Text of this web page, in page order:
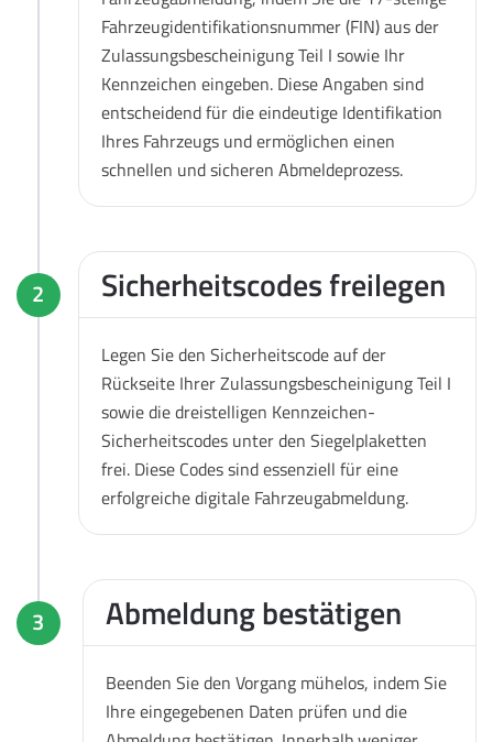
Fahrzeugidentifikationsnummer (FIN) aus der
Zulassungsbescheinigung Teil I sowie Ihr
Kennzeichen eingeben. Diese Angaben sind
entscheidend für die eindeutige Identifikation
Ihres Fahrzeugs und ermöglichen einen
schnellen und sicheren Abmeldeprozess.
2 Sicherheitscodes freilegen
Legen Sie den Sicherheitscode auf der
Rückseite Ihrer Zulassungsbescheinigung Teil I
sowie die dreistelligen Kennzeichen-
Sicherheitscodes unter den Siegelplaketten
frei. Diese Codes sind essenziell für eine
erfolgreiche digitale Fahrzeugabmeldung.
3 Abmeldung bestätigen
Beenden Sie den Vorgang mühelos, indem Sie
Ihre eingegebenen Daten prüfen und die